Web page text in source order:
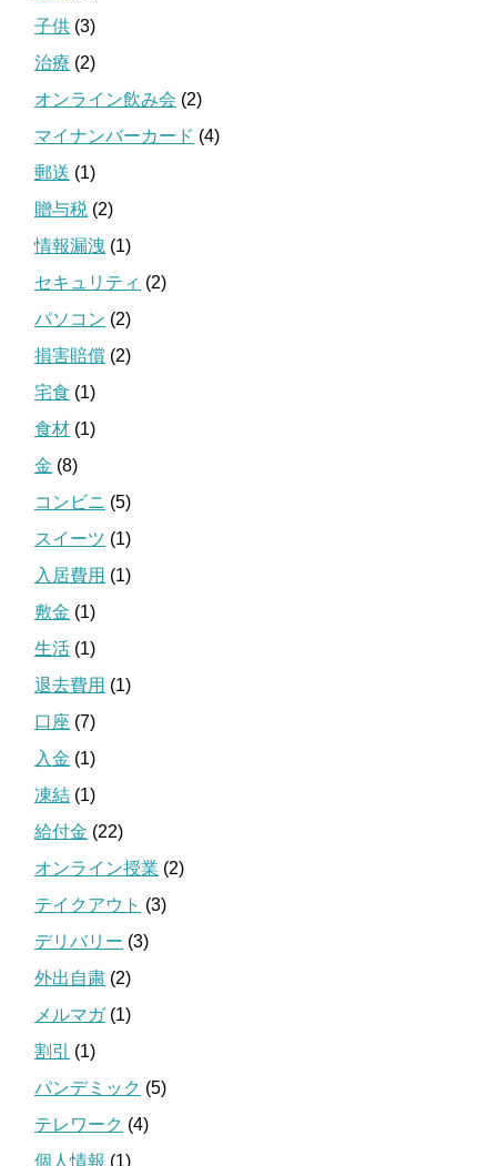
子供 (3)
治療 (2)
オンライン飲み会 (2)
マイナンバーカード (4)
郵送 (1)
贈与税 (2)
情報漏洩 (1)
セキュリティ (2)
パソコン (2)
損害賠償 (2)
宅食 (1)
食材 (1)
金 (8)
コンビニ (5)
スイーツ (1)
入居費用 (1)
敷金 (1)
生活 (1)
退去費用 (1)
口座 (7)
入金 (1)
凍結 (1)
給付金 (22)
オンライン授業 (2)
テイクアウト (3)
デリバリー (3)
外出自粛 (2)
メルマガ(1)
割引
(1)
パンデミック (5)
テレワーク (4)
個人情報 (1)